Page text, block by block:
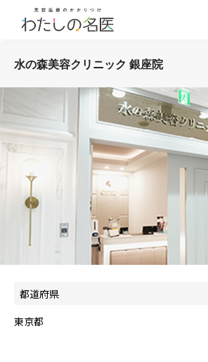
水の森美容クリニック 銀座院
都道府県
東京都